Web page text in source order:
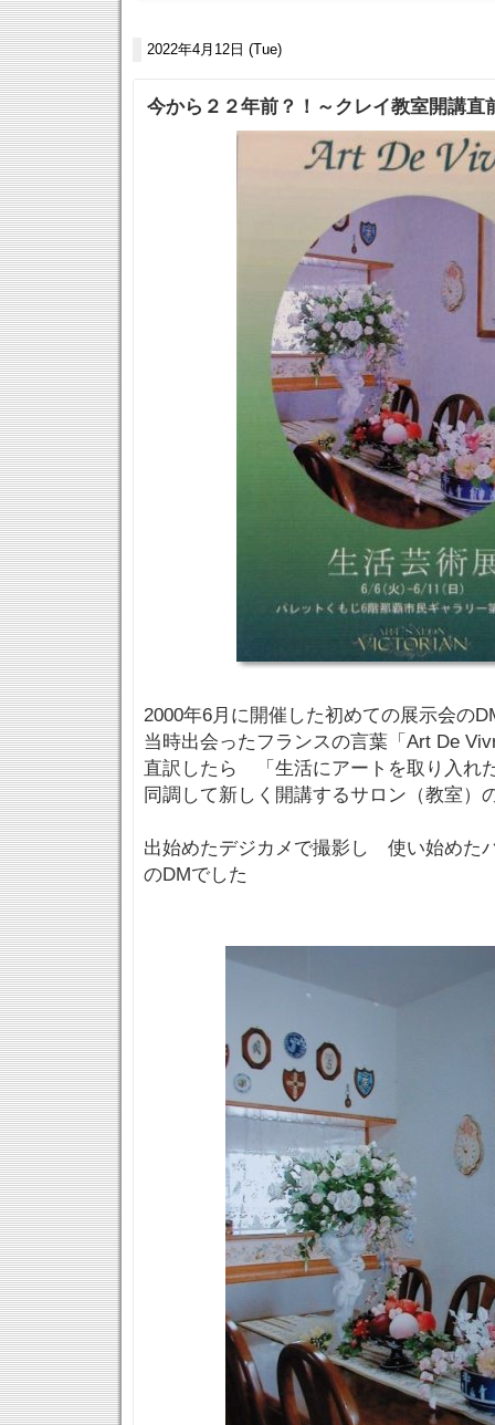
2022年4月12日 (Tue)
今から２２年前？！～クレイ教室開講直
2000年6月に開催した初めての展示会の
当時出会ったフランスの言葉「Art De
直訳したら 「生活にアートを取り入れ
同調して新しく開講するサロン（教室）
出始めたデジカメで撮影し 使い始めた
のDMでした